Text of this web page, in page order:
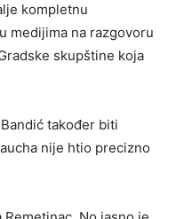
kompletnu
medijima na razgovoru
skupštine koja
također biti
nije htio precizno